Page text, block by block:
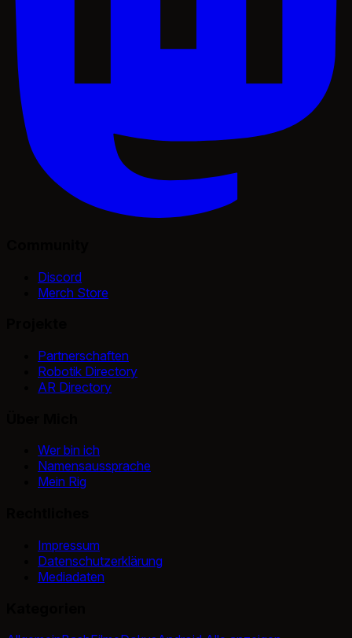
Discord
Merch Store
Partnerschaften
Robotik Directory
AR Directory
Wer bin ich
Namensaussprache
Mein Rig
Impressum
Datenschutzerklärung
Mediadaten